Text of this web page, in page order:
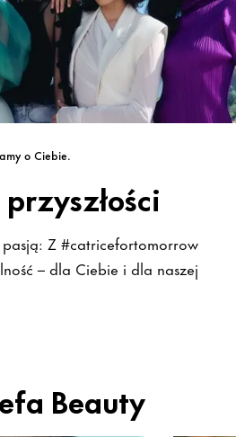
o Ciebie.
Z #catricefortomorrow
– dla Ciebie i dla naszej
Beauty